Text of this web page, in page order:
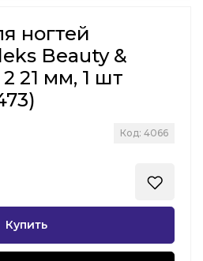
ногтей
Beauty &
21 мм, 1 шт
Код: 4066
Купить